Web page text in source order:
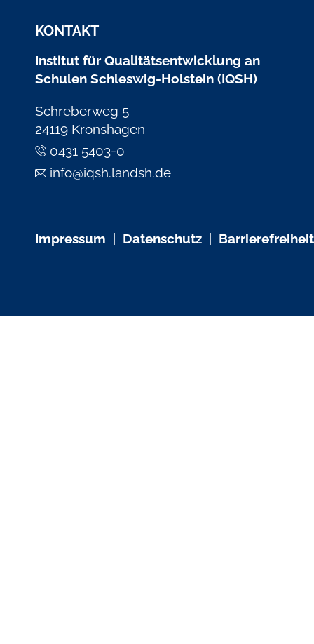
KONTAKT
Institut für Qualitätsentwicklung an
Schulen Schleswig-Holstein (IQSH)
Schreberweg 5
24119 Kronshagen
0431 5403-0
info@iqsh.landsh.de
Impressum Datenschutz Barrierefreiheit